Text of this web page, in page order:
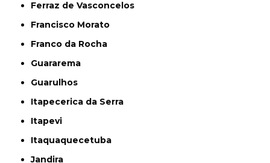
Ferraz de Vasconcelos
Francisco Morato
Franco da Rocha
Guararema
Guarulhos
Itapecerica da Serra
Itapevi
Itaquaquecetuba
Jandira